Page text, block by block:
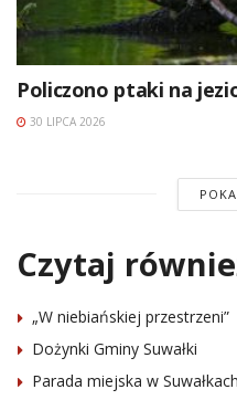
Policzono ptaki na
30 LIPCA 2026
Czytaj
„W niebiańskiej przestrzeni”
Dożynki Gminy Suwałki
Parada miejska w Suwałkach